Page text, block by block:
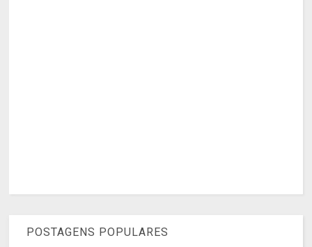
POSTAGENS POPULARES